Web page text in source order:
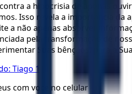
a hipocrisia de apenas
Isso revela a importância da
a não apenas absorver
pela transformação de
Suas bênçãos, para a
Tiago 1
com voce no celular